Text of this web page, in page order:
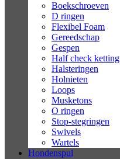
Boekschroeven
D ringen
Flexibel Foam
Gereedschap
Gespen
Half check ketting
Halsteringen
Holnieten
Loops
Musketons
O ringen
Stop-stegringen
Swivels
Wartels
Hondenspul